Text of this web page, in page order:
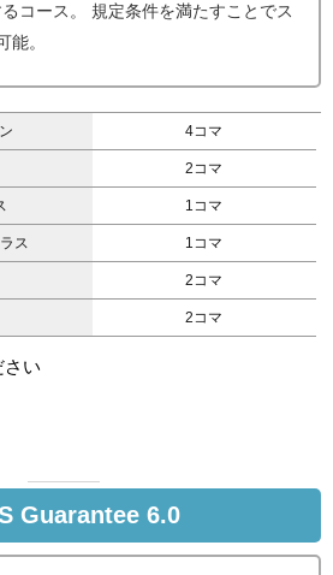
コース。 規定条件を満たすことでス
能。
4コマ
2コマ
1コマ
ス 1コマ
2コマ
2コマ
さい
Guarantee 6.0